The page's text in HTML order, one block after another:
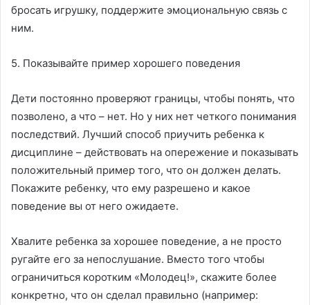
бросать игрушку, поддержите эмоциональную связь с
ним.
5. Показывайте пример хорошего поведения
Дети постоянно проверяют границы, чтобы понять, что
позволено, а что – нет. Но у них нет четкого понимания
последствий. Лучший способ приучить ребенка к
дисциплине – действовать на опережение и показывать
положительный пример того, что он должен делать.
Покажите ребенку, что ему разрешено и какое
поведение вы от него ожидаете.
Хвалите ребенка за хорошее поведение, а не просто
ругайте его за непослушание. Вместо того чтобы
ограничиться коротким «Молодец!», скажите более
конкретно, что он сделал правильно (например: